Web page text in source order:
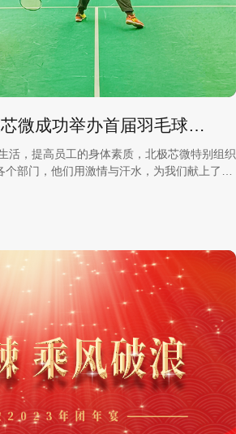
谁“羽”争锋！北极芯微成功举办首届羽毛球比赛
活，提高员工的身体素质，北极芯微特别组织
部门，他们用激情与汗水，为我们献上了一